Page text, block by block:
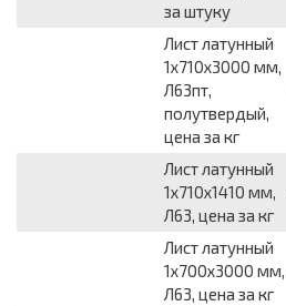
за штуку
Лист латунный
1х710х3000 мм,
Л63пт,
полутвердый,
цена за кг
Лист латунный
1х710х1410 мм,
Л63, цена за кг
Лист латунный
1х700х3000 мм,
Л63, цена за кг